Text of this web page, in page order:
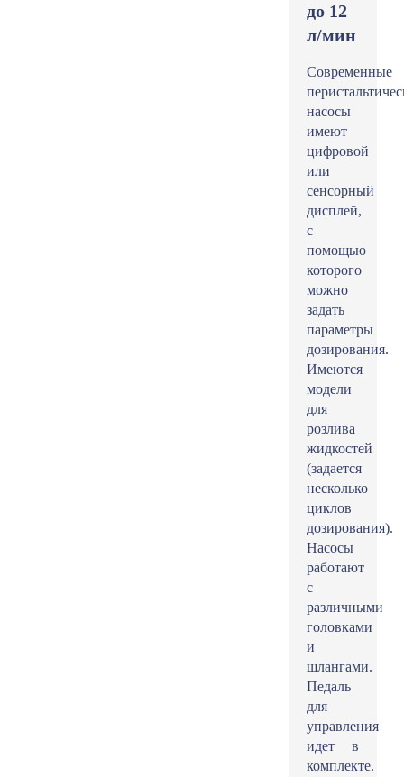
до 12
л/мин
Современные
насосы
имеют
цифровой
или
сенсорный
дисплей,
с
помощью
которого
можно
задать
параметры
дозирования.
Имеются
модели
для
розлива
жидкостей
(задается
несколько
циклов
дозирования).
Насосы
работают
с
различными
головками
и
шлангами.
Педаль
для
управления
идет в
комплекте.